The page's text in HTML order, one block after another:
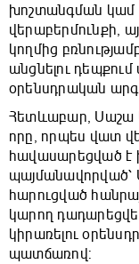
խոշտանգման
վերաբերմունքի,
կողմից
անցնելու
օրենսդրական
Հետևաբար, Սաշա
որը, որպես վատ
հավասարեցված է
հարուցված
կարող
կիրառելու
պատճառով: